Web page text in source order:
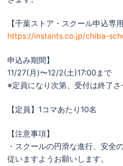
【千葉ストア・スクール申込専
https://instants.co.jp/chiba-
申込み期間】
11/27(月)〜12/2(土)17:00まで
※定員になり次第、受付は終了さ
【定員】1コマあたり10名
【注意事項】
・スクールの円滑な進行、安全
従いますようお願いします。